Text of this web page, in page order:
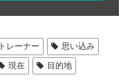
トレーナー
思い込み
現在
目的地